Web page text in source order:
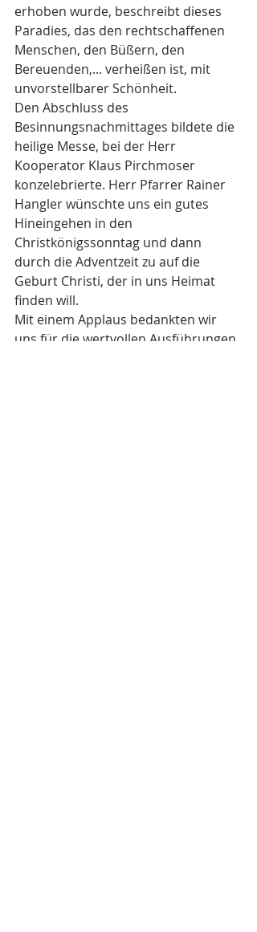
erhoben wurde, beschreibt dieses
Paradies, das den rechtschaffenen
Menschen, den Büßern, den
Bereuenden,... verheißen ist, mit
unvorstellbarer Schönheit.
Den Abschluss des
Besinnungsnachmittages bildete die
heilige Messe, bei der Herr
Kooperator Klaus Pirchmoser
konzelebrierte. Herr Pfarrer Rainer
Hangler wünschte uns ein gutes
Hineingehen in den
Christkönigssonntag und dann
durch die Adventzeit zu auf die
Geburt Christi, der in uns Heimat
finden will.
Mit einem Applaus bedankten wir
uns für die wertvollen Ausführungen,